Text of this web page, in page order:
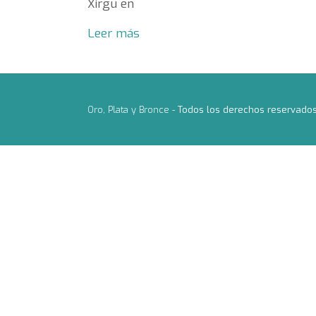
Xirgu en
Leer más
Oro, Plata y Bronce - Todos los derechos